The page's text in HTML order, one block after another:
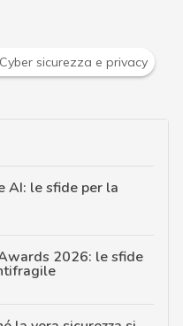
le ultime news in tempo
AI: le sfide per la
2026: le sfide